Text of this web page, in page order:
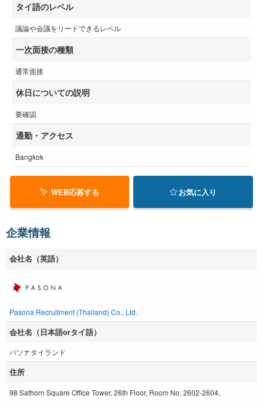
タイ語のレベル
議論や会議をリードできるレベル
一次面接の種類
通常面接
休日についての説明
要確認
通勤・アクセス
Bangkok
WEB応募する お気に入り
企業情報
会社名（英語）
Pasona Recruitment (Thailand) Co., Ltd.
会社名（日本語orタイ語）
パソナタイランド
住所
98 Sathorn Square Office Tower, 26th Floor, Room No. 2602-2604,